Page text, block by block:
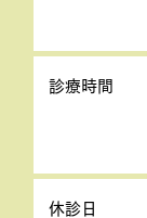
診療時間
休診日